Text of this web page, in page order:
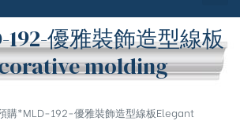
優雅裝飾造型線板
molding
購*MLD-192-優雅裝飾造型線板Elegant